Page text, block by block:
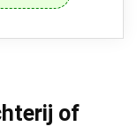
of